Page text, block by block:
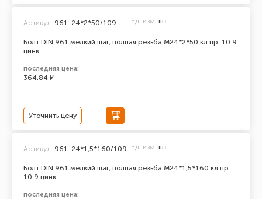
Болт DIN 961 мелкий шаг, полная резьба M24*2*50 кл.пр. 10.9
цинк
Артикул: 961-24*2*50/109 Ед. изм. шт.
последняя цена:
364.84 ₽
Уточнить цену
Болт DIN 961 мелкий шаг, полная резьба M24*1,5*160 кл.пр.
10.9 цинк
Артикул: 961-24*1,5*160/109 Ед. изм. шт.
последняя цена: